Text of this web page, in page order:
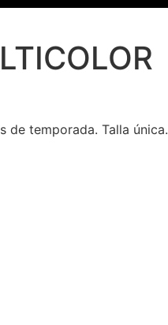
de temporada. Talla única.